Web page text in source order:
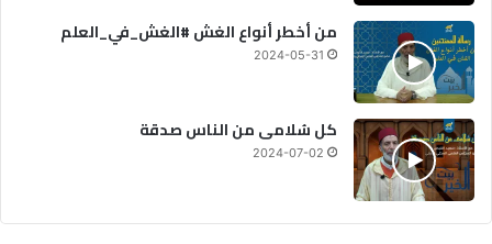
من أخطر أنواع الغش #الغش_في_العلم
2024-05-31
كل سُلامى من الناس صدقة
2024-07-02